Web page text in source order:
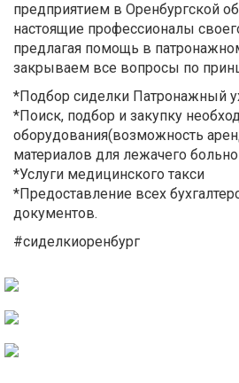
предприятием в Оренбургской
настоящие профессионалы
предлагая помощь в
закрываем все вопросы по
*Подбор сиделки Патронажный
*Поиск, подбор и закупку
оборудования(возможность
материалов для лежачего
*Услуги медицинского такси
*Предоставление всех
документов.
#сиделкиоренбург